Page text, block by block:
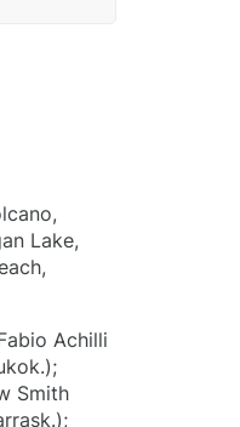
Lake,
Achilli
Smith